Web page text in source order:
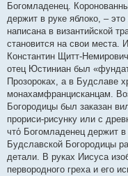
Богомладенец.
держит в руке яблоко, –
написана в византийской
становится на свои места.
Константин Щитт-
отец Юстиниан был
Прозороках, а в Будславе
монахамфранцисканцам.
Богородицы был заказан
прориси-рисунку или с
что́ Богомладенец держит
Будславской Богородицы
детали. В руках Иисуса
первородного греха и его